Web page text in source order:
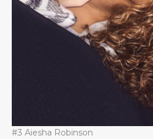
#3 Aiesha Robinson